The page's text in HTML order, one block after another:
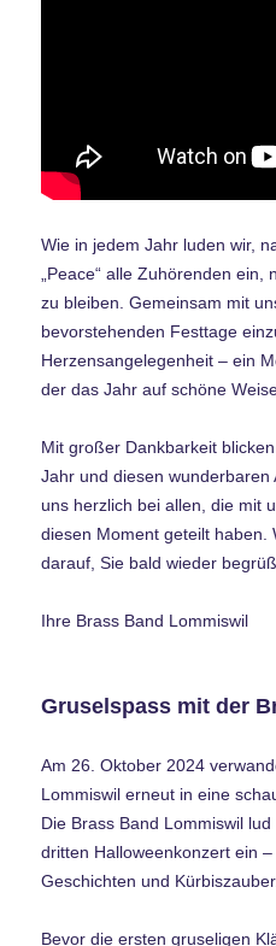
Wie in jedem Jahr luden wir,
„Peace“ alle Zuhörenden
zu bleiben. Gemeinsam mit
bevorstehenden Festtage
Herzensangelegenheit – ein
der das Jahr auf schöne
Mit großer Dankbarkeit
Jahr und diesen
uns herzlich bei allen, die mit
diesen Moment geteilt haben.
darauf, Sie bald wieder
Ihre Brass Band Lommiswil
Gruselspass mit der
Am 26. Oktober 2024
Lommiswil erneut in eine
Die Brass Band Lommiswil
dritten Halloweenkonzert ein
Geschichten und Kürbiszauber.
Bevor die ersten gruseligen